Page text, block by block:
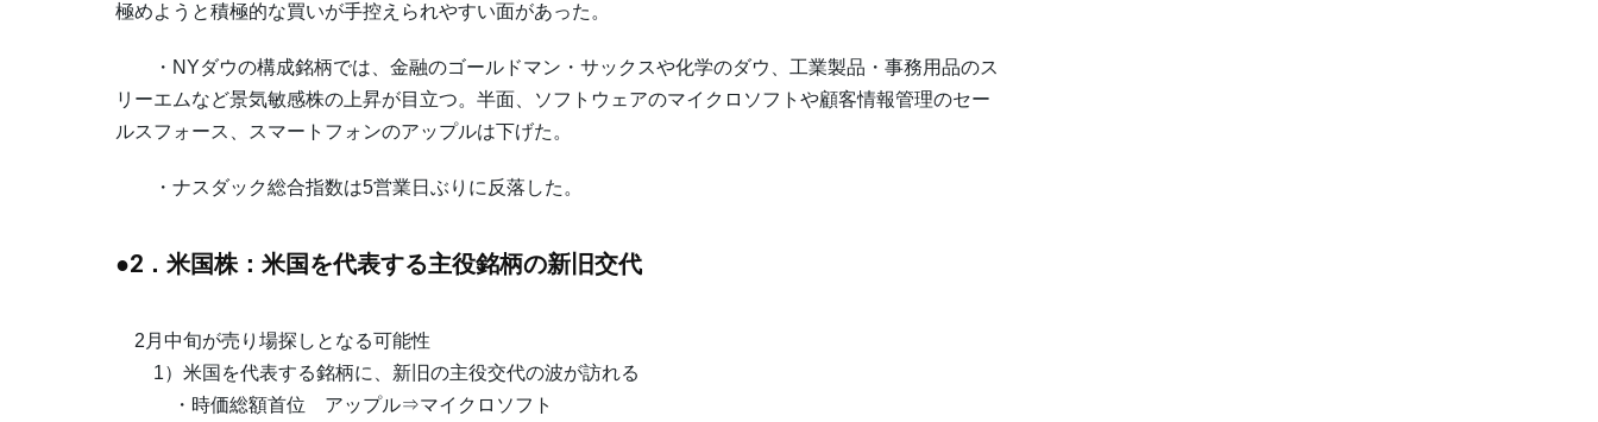
極めようと積極的な買いが手控えられやすい面があった。
・NYダウの構成銘柄では、金融のゴールドマン・サックスや化学のダウ、工業製品・事務用品のス
リーエムなど景気敏感株の上昇が目立つ。半面、ソフトウェアのマイクロソフトや顧客情報管理のセー
ルスフォース、スマートフォンのアップルは下げた。
・ナスダック総合指数は5営業日ぶりに反落した。
●2．米国株：米国を代表する主役銘柄の新旧交代
2月中旬が売り場探しとなる可能性
1）米国を代表する銘柄に、新旧の主役交代の波が訪れる
・時価総額首位 アップル⇒マイクロソフト